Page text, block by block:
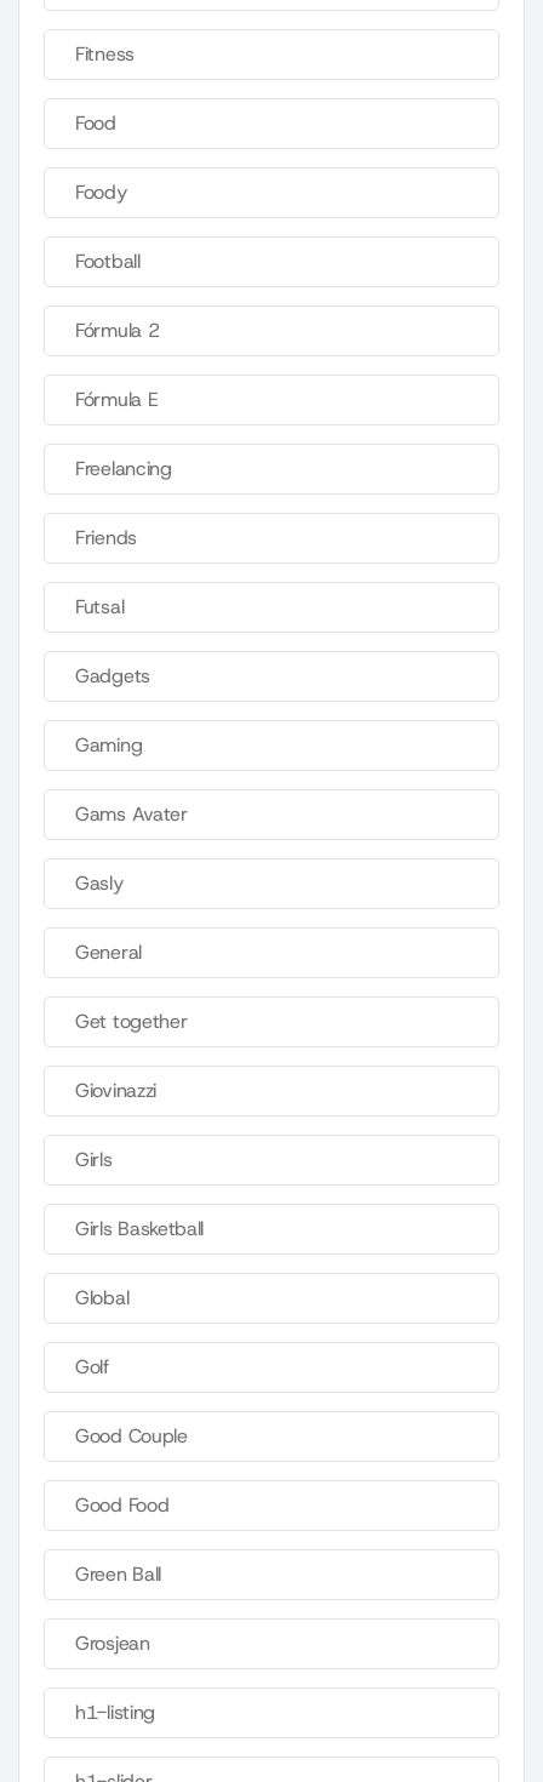
Fitness
Food
Foody
Football
Fórmula 2
Fórmula E
Freelancing
Friends
Futsal
Gadgets
Gaming
Gams Avater
Gasly
General
Get together
Giovinazzi
Girls
Girls Basketball
Global
Golf
Good Couple
Good Food
Green Ball
Grosjean
h1-listing